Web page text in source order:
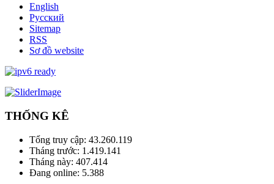
English
Русский
Sitemap
RSS
Sơ đồ website
THỐNG KÊ
Tổng truy cập: 43.260.119
Tháng trước: 1.419.141
Tháng này: 407.414
Đang online: 5.388